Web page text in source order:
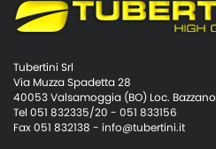
Tubertini Srl
Via Muzza Spadetta 28
40053 Valsamoggia (BO) Loc. Bazzano
Tel 051 832335/20 - 051 833156
Fax 051 832138 - info@tubertini.it